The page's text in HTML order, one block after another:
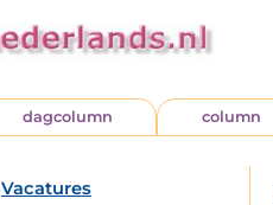
dagcolumn column
Vacatures